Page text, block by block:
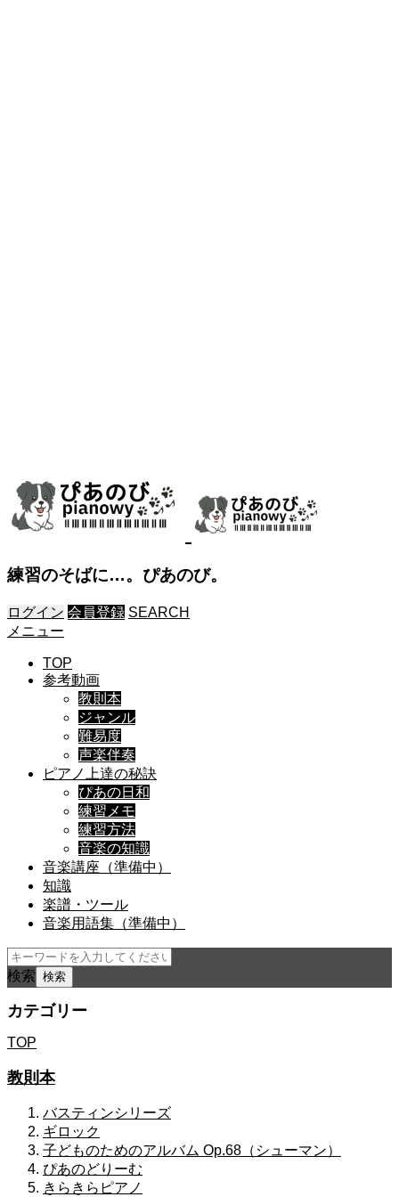
練習のそばに…。ぴあのび。
ログイン 会員登録 SEARCH
メニュー
TOP
参考動画
教則本
ジャンル
難易度
声楽伴奏
ピアノ上達の秘訣
ぴあの日和
練習メモ
練習方法
音楽の知識
音楽講座（準備中）
知識
楽譜・ツール
音楽用語集（準備中）
検索
カテゴリー
TOP
教則本
バスティンシリーズ
ギロック
子どものためのアルバム Op.68（シューマン）
ぴあのどりーむ
きらきらピアノ